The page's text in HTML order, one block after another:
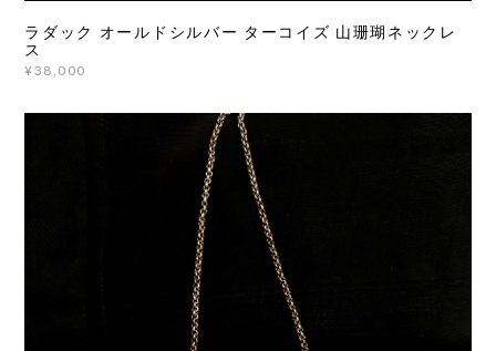
ラダック オールドシルバー ターコイズ 山珊瑚ネックレ
ス
¥38,000